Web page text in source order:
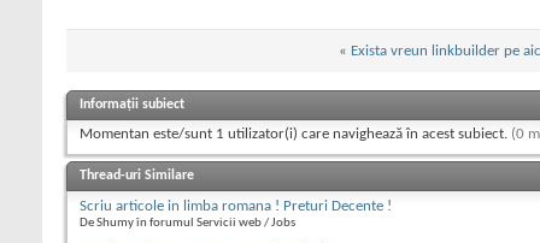
« Exista vreun linkbuilder pe
Informații subiect
Momentan este/sunt 1 utilizator(i) care navighează în acest subiect. (0
Thread-uri Similare
Scriu articole in limba romana ! Preturi Decente !
De Shumy în forumul Servicii web / Jobs